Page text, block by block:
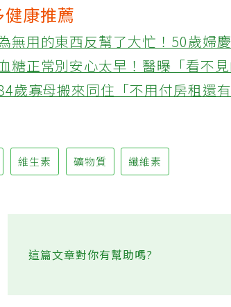
康推薦
無用的東西反幫了大忙！50歲婦
糖正常別安心太早！醫曝「看不
歲寡母搬來同住「不用付房租還
維生素 礦物質 纖維素